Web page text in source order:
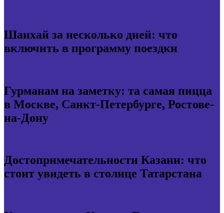
Шанхай за несколько дней: что
включить в программу поездки
Гурманам на заметку: та самая пицца
в Москве, Санкт-Петербурге, Ростове-
на-Дону
Достопримечательности Казани: что
стоит увидеть в столице Татарстана